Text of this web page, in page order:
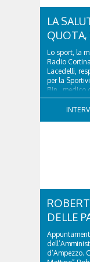
LA
QUOTA,
Lo sport, la
Radio
Lacedelli,
per la
Rin, medico
DELLE
d’Ampezzo.